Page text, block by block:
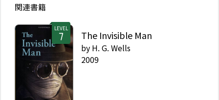
関連書籍
LEVEL
The Invisible Man
by H. G. Wells
2009